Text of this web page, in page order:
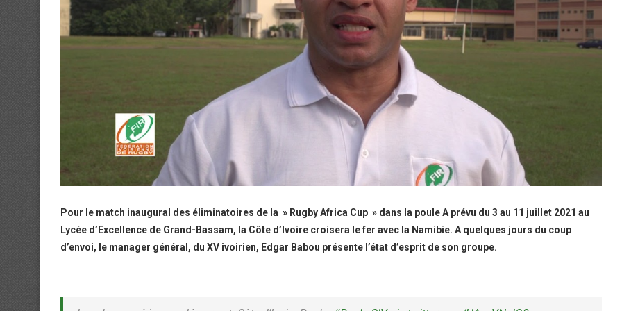
Pour le match inaugural des éliminatoires de la » Rugby Africa Cup » dans la poule A prévu du 3 au 11 juillet 2021 au
Lycée d’Excellence de Grand-Bassam, la Côte d’Ivoire croisera le fer avec la Namibie. A quelques jours du coup
d’envoi, le manager général, du XV ivoirien, Edgar Babou présente l’état d’esprit de son groupe.